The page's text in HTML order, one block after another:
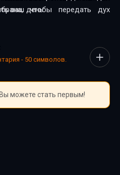
чтобы передать дух
максимально
- мы собрали всё, чтобы
ваш день.
- 50 символов.
можете стать первым!